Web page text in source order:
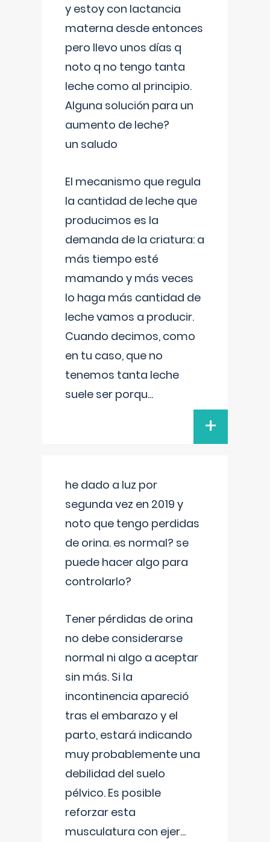
y estoy con lactancia
materna desde entonces
pero llevo unos días q
noto q no tengo tanta
leche como al principio.
Alguna solución para un
aumento de leche?
un saludo
El mecanismo que regula
la cantidad de leche que
producimos es la
demanda de la criatura: a
más tiempo esté
mamando y más veces
lo haga más cantidad de
leche vamos a producir.
Cuando decimos, como
en tu caso, que no
tenemos tanta leche
suele ser porqu...
+
he dado a luz por
segunda vez en 2019 y
noto que tengo perdidas
de orina. es normal? se
puede hacer algo para
controlarlo?
Tener pérdidas de orina
no debe considerarse
normal ni algo a aceptar
sin más. Si la
incontinencia apareció
tras el embarazo y el
parto, estará indicando
muy probablemente una
debilidad del suelo
pélvico. Es posible
reforzar esta
musculatura con ejer...